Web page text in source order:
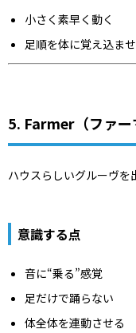
小さく素早く動く
足順を体に覚え込ま
5. Farmer（ファー
ハウスらしいグルーヴを
意識する点
音に“乗る”感覚
足だけで踊らない
体全体を連動させる